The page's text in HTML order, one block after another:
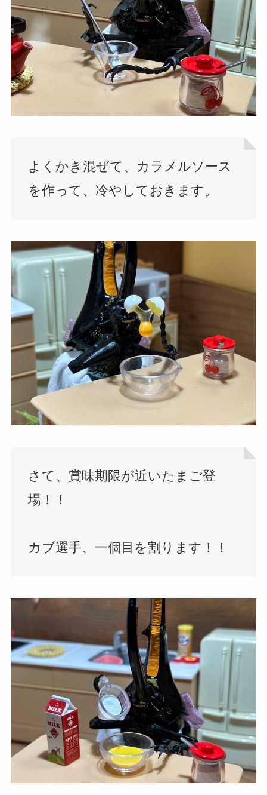
よくかき混ぜて、カラメルソース
を作って、冷やしておきます。
さて、賞味期限が近いたまご登
場！！
カブ選手、一個目を割ります！！